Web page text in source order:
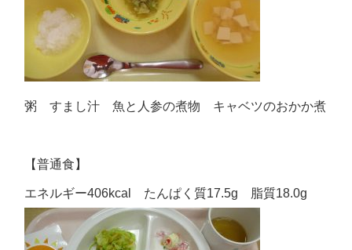
粥 すまし汁 魚と人参の煮物 キャベツのおかか煮
【普通食】
エネルギー406kcal たんぱく質17.5g 脂質18.0g